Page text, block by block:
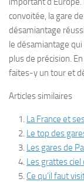
convoitée, la gare
désamiantage
le désamiantage
plus de précision.
faites-y un tour et
Articles similaires
La France et
Le top des
Les gares de
Les grattes ciel
Ce qu’il faut